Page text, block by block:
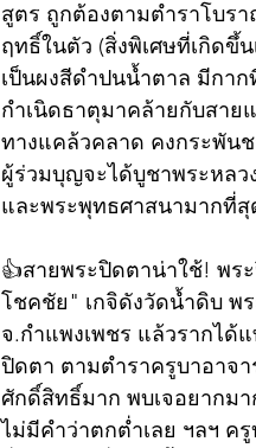
สูตร ถูกต้องตามตำราโบร
ฤทธิ์ในตัว (สิ่งพิเศษที่เกิด
เป็นผงสีดำปนน้ำตาล มีกา
กำเนิดธาตุมาคล้ายกับสา
ทางแคล้วคลาด คงกระพัน
ผู้ร่วมบุญจะได้บูชาพระหล
และพระพุทธศาสนามากที่สุ
👍สายพระปิดตาน่าใช้! พร
โชคชัย" เกจิดังวัดน้ำดิบ พ
จ.กำแพงเพชร แล้วรากได้
ปิดตา ตามตำราครูบาอาจ
ศักดิ์สิทธิ์มาก พบเจอยากม
ไม่มีคำว่าตกต่ำเลย ฯลฯ ค